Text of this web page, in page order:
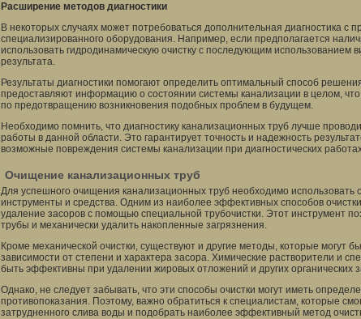
Расширение методов диагностики
В некоторых случаях может потребоваться дополнительная диагностика с
специализированного оборудования. Например, если предполагается
использовать гидродинамическую очистку с последующим использованием
результата.
Результаты диагностики помогают определить оптимальный способ
предоставляют информацию о состоянии системы канализации в целом,
по предотвращению возникновения подобных проблем в будущем.
Необходимо помнить, что диагностику канализационных труб лучше
работы в данной области. Это гарантирует точность и надежность
возможные повреждения системы канализации при диагностических
Очищение канализационных труб
Для успешного очищения канализационных труб необходимо использовать
инструменты и средства. Одним из наиболее эффективных способов
удаление засоров с помощью специальной трубочистки. Этот инструмент
трубы и механически удалить накопленные загрязнения.
Кроме механической очистки, существуют и другие методы, которые могут
зависимости от степени и характера засора. Химические растворители и
быть эффективны при удалении жировых отложений и других органических
Однако, не следует забывать, что эти способы очистки могут иметь
противопоказания. Поэтому, важно обратиться к специалистам, которые
затрудненного слива воды и подобрать наиболее эффективный метод